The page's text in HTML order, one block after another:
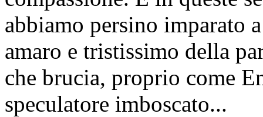
abbiamo persino imparato
amaro e tristissimo della
che brucia, proprio come
speculatore imboscato...